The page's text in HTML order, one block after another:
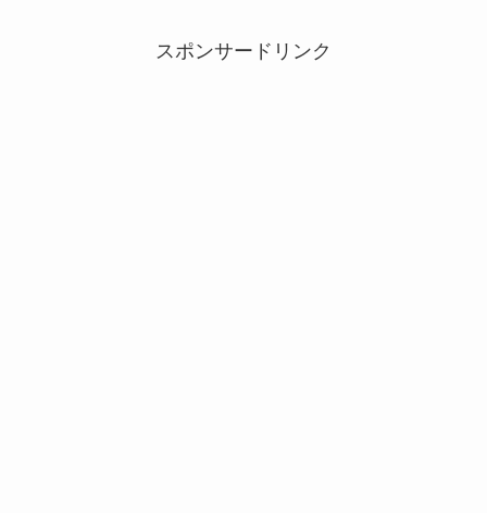
スポンサードリンク